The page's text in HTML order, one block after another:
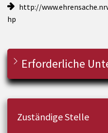
http://
hp
Erforderliche
Zuständige Stelle